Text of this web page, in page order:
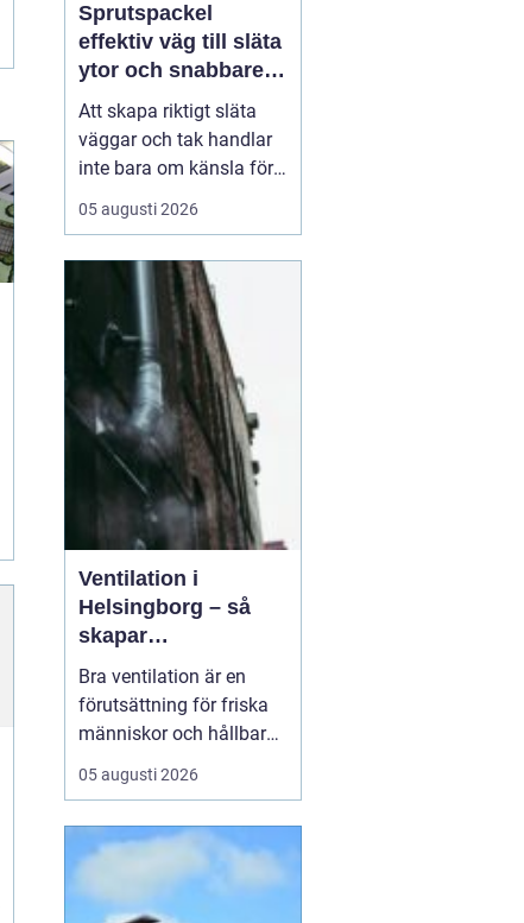
Sprutspackel
effektiv väg till släta
ytor och snabbare
arbete
Att skapa riktigt släta
väggar och tak handlar
inte bara om känsla för
finish. Valet av metod
och material påverkar
tidsåtgång och
slutresultat. Härkommer
Sprutspackel insom ett
mo...
05 augusti 2026
Ventilation i
Helsingborg – så
skapar
fastighetsägare
friskare och mer
energieffektiva
Bra ventilation är en
förutsättning för friska
människor och hållbara
byggnader. I en kuststad
som Helsingborg, med
temperaturer och många
äldre fastigheter, märks
skillnaden e...
05 augusti 2026